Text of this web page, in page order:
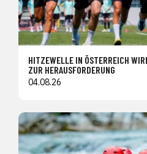
HITZEWELLE IN ÖSTERREICH
ZUR HERAUSFORDERUNG
04.08.26